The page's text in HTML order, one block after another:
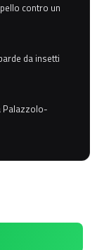
contro un
da insetti
Palazzolo-